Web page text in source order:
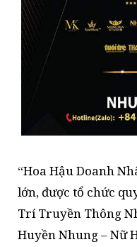
“Hoa Hậu Doanh
lớn, được tổ chức
Trí Truyền Thông
Huyền Nhung – Nữ